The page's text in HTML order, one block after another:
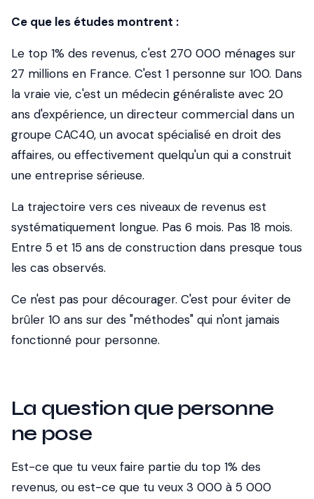
Ce que les études montrent :
Le top 1% des revenus, c'est 270 000 ménages sur
27 millions en France. C'est 1 personne sur 100. Dans
la vraie vie, c'est un médecin généraliste avec 20
ans d'expérience, un directeur commercial dans un
groupe CAC40, un avocat spécialisé en droit des
affaires, ou effectivement quelqu'un qui a construit
une entreprise sérieuse.
La trajectoire vers ces niveaux de revenus est
systématiquement longue. Pas 6 mois. Pas 18 mois.
Entre 5 et 15 ans de construction dans presque tous
les cas observés.
Ce n'est pas pour décourager. C'est pour éviter de
brûler 10 ans sur des "méthodes" qui n'ont jamais
fonctionné pour personne.
La question que personne
ne pose
Est-ce que tu veux faire partie du top 1% des
revenus, ou est-ce que tu veux 3 000 à 5 000